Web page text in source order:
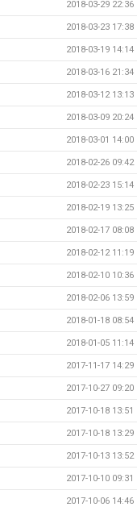
2018-03-29 22:36
2018-03-23 17:38
2018-03-19 14:14
2018-03-16 21:34
2018-03-12 13:13
2018-03-09 20:24
2018-03-01 14:00
2018-02-26 09:42
2018-02-23 15:14
2018-02-19 13:25
2018-02-17 08:08
2018-02-12 11:19
2018-02-10 10:36
2018-02-06 13:59
2018-01-18 08:54
2018-01-05 11:14
2017-11-17 14:29
2017-10-27 09:20
2017-10-18 13:51
2017-10-18 13:29
2017-10-13 13:52
2017-10-10 09:31
2017-10-06 14:46